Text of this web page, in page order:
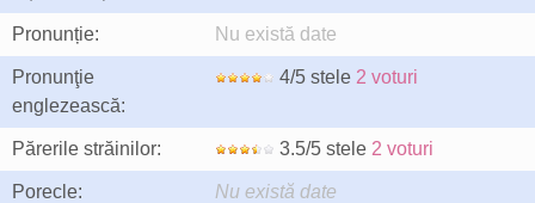
Pronunție: Nu există date
Pronunţie
englezească:
4/5 stele 2 voturi
Părerile străinilor: 3.5/5 stele 2 voturi
Porecle: Nu există date